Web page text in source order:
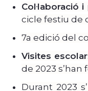
Col·laboració
cicle festiu de
7a edició del
Visites
de 2023 s’han
Durant 2023